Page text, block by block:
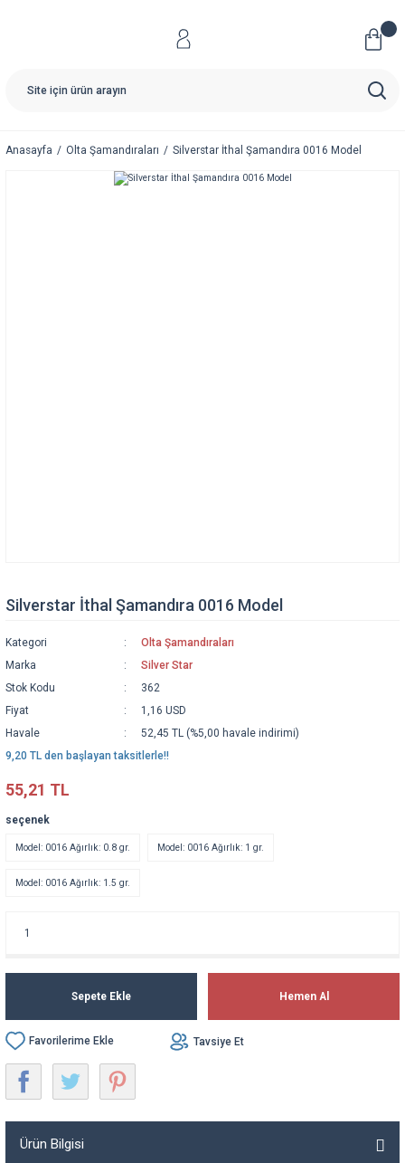
Anasayfa Olta Şamandıraları Silverstar İthal Şamandıra 0016 Model
Silverstar İthal Şamandıra 0016 Model
Kategori
Olta Şamandıraları
Marka
Silver Star
Stok Kodu
362
Fiyat
1,16 USD
Havale
52,45 TL (%5,00 havale indirimi)
9,20 TL den başlayan taksitlerle!!
55,21 TL
seçenek
Model: 0016 Ağırlık: 0.8 gr. Model: 0016 Ağırlık: 1 gr.
Model: 0016 Ağırlık: 1.5 gr.
Sepete Ekle Hemen Al
Tavsiye Et
Ürün Bilgisi